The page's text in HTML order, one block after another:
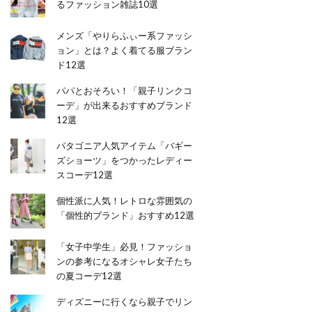
るファッション雑誌10選
メンズ「やりらふぃー系ファッシ
ョン」とは？よく着てる服ブラン
ド12選
パパとおそろい！「親子リンクコ
ーデ」が出来るおすすめブランド
12選
パタゴニア人気アイテム「バギー
ズショーツ」をつかったレディー
スコーデ12選
個性派に人気！レトロな雰囲気の
「個性的ブランド」おすすめ12選
「女子中学生」必見！ファッショ
ンの参考になるオシャレ女子たち
の夏コーデ12選
ディズニーに行くなら親子でリン